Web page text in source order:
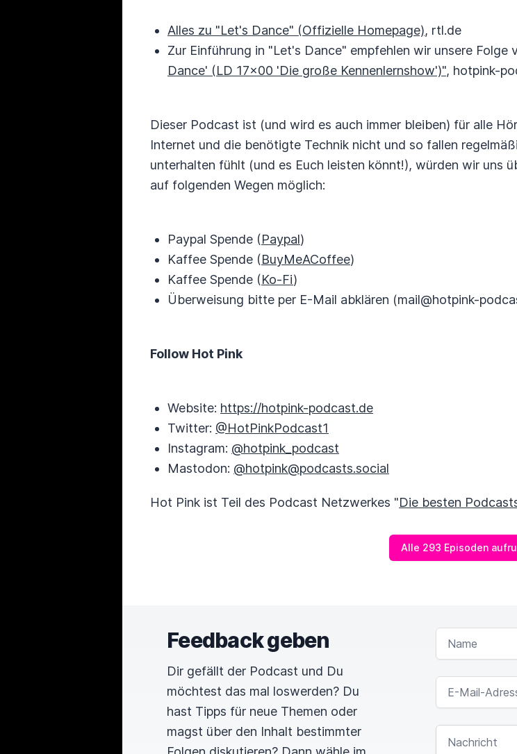
Alles zu "Let's Dance" (Offizielle Homepage), rtl.de
Zur Einführung in "Let's Dance" empfehlen wir unsere
Dance' (LD 17x00 'Die große Kennenlernshow')", hotpink-
Dieser Podcast ist (und wird es auch immer bleiben) für alle
Internet und die benötigte Technik nicht und so fallen
unterhalten fühlt (und es Euch leisten könnt!), würden wir uns
auf folgenden Wegen möglich:
Paypal Spende (Paypal)
Kaffee Spende (BuyMeACoffee)
Kaffee Spende (Ko-Fi)
Überweisung bitte per E-Mail abklären (mail@hotpink-
Follow Hot Pink
Website: https://hotpink-podcast.de
Twitter: @HotPinkPodcast1
Instagram: @hotpink_podcast
Mastodon: @hotpink@podcasts.social
Hot Pink ist Teil des Podcast Netzwerkes "Die besten
Alle 293 Episoden
Feedback geben
Dir gefällt der Podcast und Du
möchtest das mal loswerden? Du
hast Tipps für neue Themen oder
magst über den Inhalt bestimmter
NAME
E-MAIL-ADRESSE
NACHRICHT